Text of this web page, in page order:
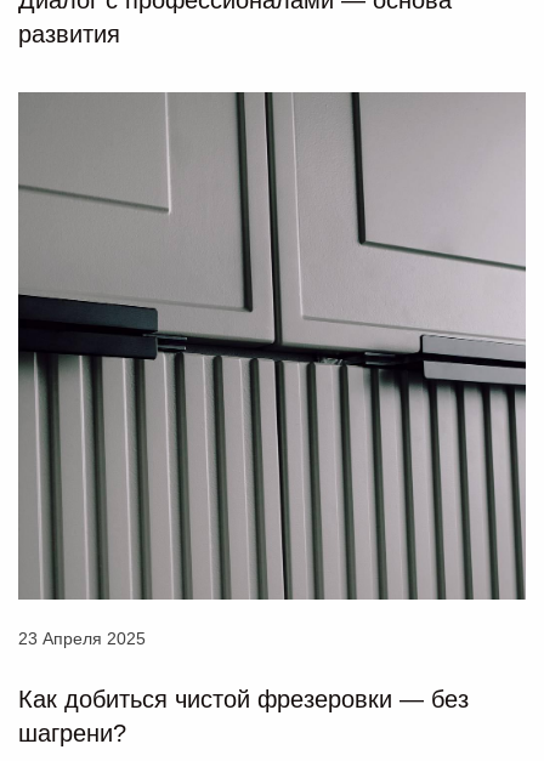
развития
23 Апреля 2025
Как добиться чистой фрезеровки — без
шагрени?